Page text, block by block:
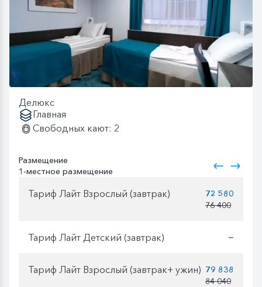
Делюкс
Главная
Свободных кают: 2
Размещение
1-местное размещение
Тариф Лайт Взрослый (завтрак)
72 580
76 400
Тариф Лайт Детский (завтрак) —
Тариф Лайт Взрослый (завтрак+ ужин) 79 838
84 040